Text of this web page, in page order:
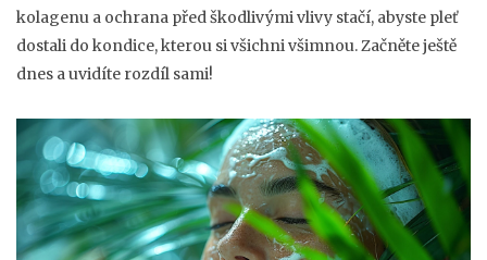
kolagenu a ochrana před škodlivými vlivy stačí, abyste pleť
dostali do kondice, kterou si všichni všimnou. Začněte ještě
dnes a uvidíte rozdíl sami!